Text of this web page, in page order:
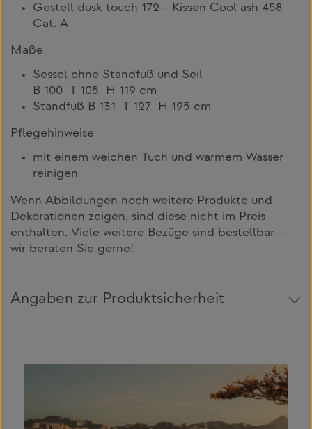
Gestell dusk touch 172 - Kissen Cool ash 458
Cat. A
Maße
Sessel ohne Standfuß und Seil
B 100 T 105 H 119 cm
Standfuß B 131 T 127 H 195 cm
Pflegehinweise
mit einem weichen Tuch und warmem Wasser
reinigen
Wenn Abbildungen noch weitere Produkte und
Dekorationen zeigen, sind diese nicht im Preis
enthalten. Viele weitere Bezüge sind bestellbar -
wir beraten Sie gerne!
Angaben zur Produktsicherheit